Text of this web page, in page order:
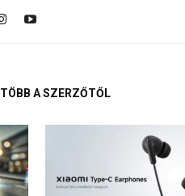
TÖBB A SZERZŐTŐL